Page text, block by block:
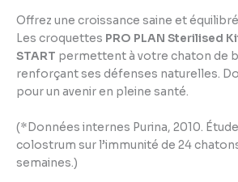
Offrez une croissance saine et
Les croquettes PRO PLAN Sterilised
START permettent à votre chaton de
renforçant ses défenses naturelles.
pour un avenir en pleine santé.
(*Données internes Purina, 2010.
colostrum sur l’immunité de 24
semaines.)